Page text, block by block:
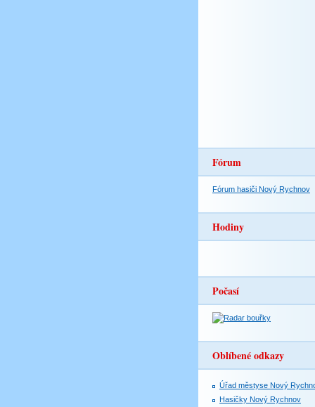
Fórum
Fórum hasiči Nový Rychnov
Hodiny
Počasí
Oblíbené odkazy
Úřad městyse Nový
Hasičky Nový Rychnov